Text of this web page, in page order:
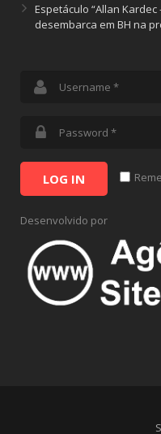
Espetáculo “Allan
desembarca em BH na
LOG IN
Desenvolvido por